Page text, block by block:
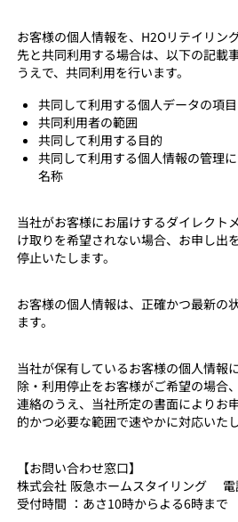
お客様の個人情報を、H2Oリテイリン
先と共同利用する場合は、以下の記載
うえで、共同利用を行います。
共同して利用する個人データの項目
共同利用者の範囲
共同して利用する目的
共同して利用する個人情報の管理
名称
当社がお客様にお届けするダイレクト
け取りを希望されない場合、お申し出
停止いたします。
お客様の個人情報は、正確かつ最新の
ます。
当社が保有しているお客様の個人情報
除・利用停止をお客様がご希望の場合
連絡のうえ、当社所定の書面によりお
的かつ必要な範囲で速やかに対応いたし
【お問い合わせ窓口】
株式会社 阪急ホームスタイリング 電
受付時間 ：あさ10時からよる6時まで